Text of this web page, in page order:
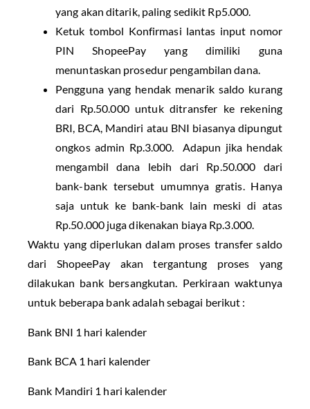
yang akan ditarik, paling sedikit Rp5.000.
Ketuk tombol Konfirmasi lantas input nomor
PIN ShopeePay yang dimiliki guna
menuntaskan prosedur pengambilan dana.
Pengguna yang hendak menarik saldo kurang
dari Rp.50.000 untuk ditransfer ke rekening
BRI, BCA, Mandiri atau BNI biasanya dipungut
ongkos admin Rp.3.000. Adapun jika hendak
mengambil dana lebih dari Rp.50.000 dari
bank-bank tersebut umumnya gratis. Hanya
saja untuk ke bank-bank lain meski di atas
Rp.50.000 juga dikenakan biaya Rp.3.000.
Waktu yang diperlukan dalam proses transfer saldo
dari ShopeePay akan tergantung proses yang
dilakukan bank bersangkutan. Perkiraan waktunya
untuk beberapa bank adalah sebagai berikut :
Bank BNI 1 hari kalender
Bank BCA 1 hari kalender
Bank Mandiri 1 hari kalender